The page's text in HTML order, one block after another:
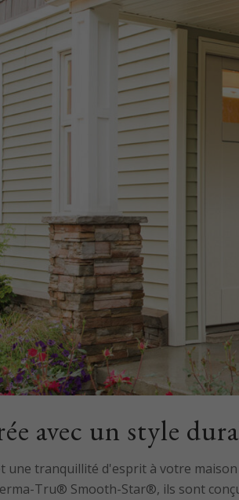
avec un style
tranquillité d'esprit à votre maison
Tru® Smooth-Star®, ils sont